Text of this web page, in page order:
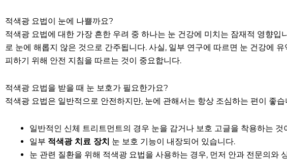
적색광 요법이 눈에 나쁠까요?
적색광 요법에 대한 가장 흔한 우려 중 하나는 눈 건강에 미치는 잠재적 영향
로 눈에 해롭지 않은 것으로 간주됩니다. 사실, 일부 연구에 따르면 눈 건강에
피하기 위해 안전 지침을 따르는 것이 중요합니다.
적색광 요법을 받을 때 눈 보호가 필요한가요?
적색광 요법은 일반적으로 안전하지만, 눈에 관해서는 항상 조심하는 편이 좋
일반적인 신체 트리트먼트의 경우 눈을 감거나 보호 고글을 착용하는 것
일부 적색광 치료 장치 눈 보호 기능이 내장되어 있습니다.
눈 관련 질환을 위해 적색광 요법을 사용하는 경우, 먼저 안과 전문의와